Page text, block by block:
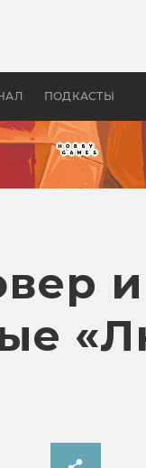
ПОДКАСТЫ
колец»